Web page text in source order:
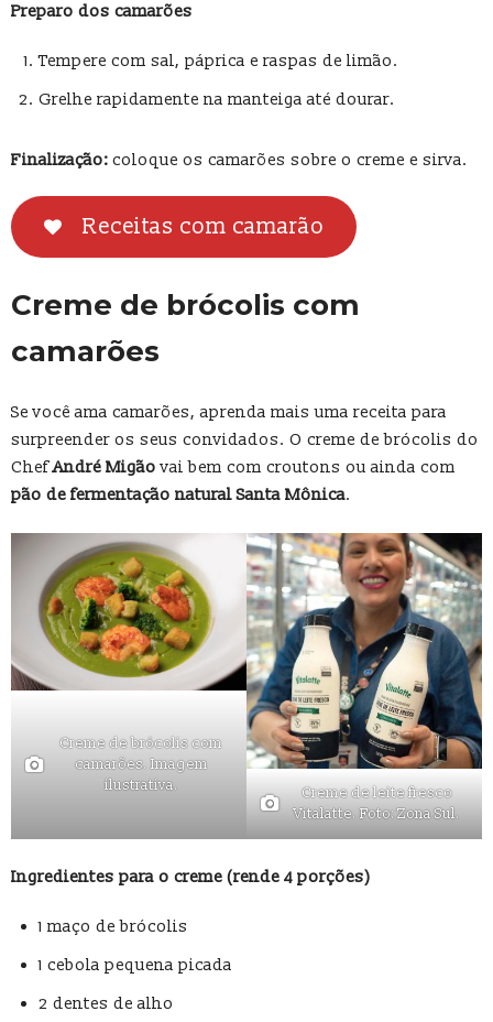
Preparo dos camarões
Tempere com sal, páprica e raspas de limão.
Grelhe rapidamente na manteiga até dourar.
Finalização: coloque os camarões sobre o creme e sirva.
Receitas com camarão
Creme de brócolis com
camarões
Se você ama camarões, aprenda mais uma receita para
surpreender os seus convidados. O creme de brócolis do
ChefAndré Migão vai bem com croutons ou ainda com
pão de fermentação natural Santa Mônica.
Creme de brócolis com
camarões. Imagem
ilustrativa.
Creme de leite fresco
Vitalatte. Foto: Zona Sul.
Ingredientes para o creme (rende 4 porções)
1 maço de brócolis
1 cebola pequena picada
2 dentes de alho